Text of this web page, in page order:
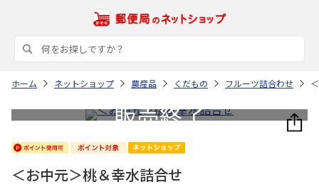
ホーム ネットショップ 農産品 くだもの フルーツ詰合わせ
＜お中元＞桃＆幸水詰合せ